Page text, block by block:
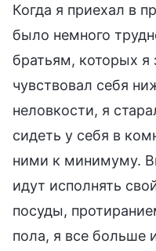
Когда я приехал в
было немного
братьям, которых я
чувствовал себя
неловкости, я
сидеть у себя в
ними к минимуму.
идут исполнять
посуды,
пола, я все больше